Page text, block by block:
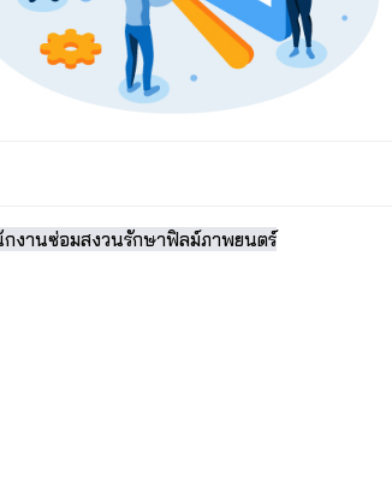
งานซ่อมสงวนรักษาฟิลม์ภาพยนตร์